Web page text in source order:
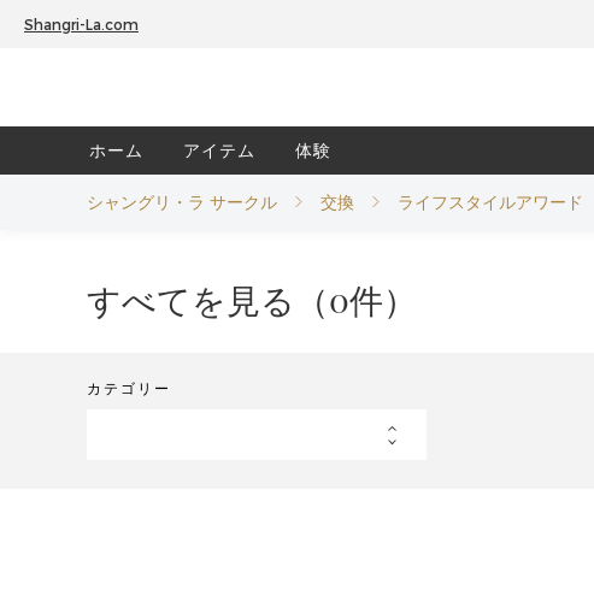
Shangri-La.com
ホーム アイテム 体験
シャングリ・ラ サークル 交換 ライフスタイルアワード
01 01
すべてを見る（0件）
カテゴリー